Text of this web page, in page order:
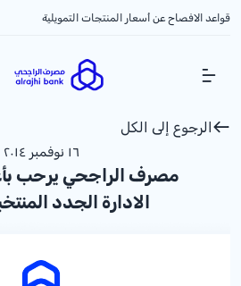
قواعد الافصاح عن أسعار المنتجات التمويلية
Show Menu
الرجوع إلى الكل
١٦ نوفمبر ٢٠١٤
مصرف الراجحي يرحب
الادارة الجدد